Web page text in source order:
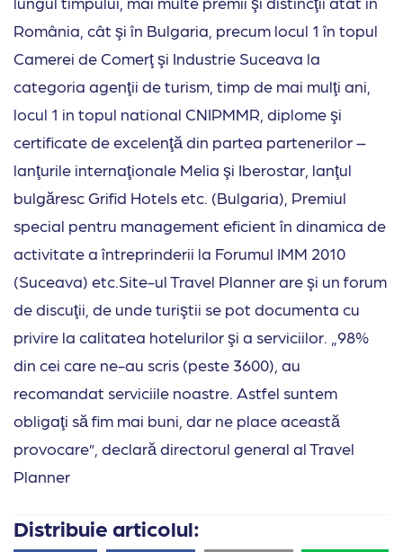
România, cât şi în Bulgaria, precum locul 1 în topul
Camerei de Comerţ şi Industrie Suceava la
categoria agenţii de turism, timp de mai mulţi ani,
locul 1 in topul national CNIPMMR, diplome şi
certificate de excelenţă din partea partenerilor –
lanţurile internaţionale Melia şi Iberostar, lanţul
bulgăresc Grifid Hotels etc. (Bulgaria), Premiul
special pentru management eficient în dinamica de
activitate a întreprinderii la Forumul IMM 2010
(Suceava) etc.Site-ul Travel Planner are şi un forum
de discuţii, de unde turiştii se pot documenta cu
privire la calitatea hotelurilor şi a serviciilor. „98%
din cei care ne-au scris (peste 3600), au
recomandat serviciile noastre. Astfel suntem
obligaţi să fim mai buni, dar ne place această
provocare”, declară directorul general al Travel
Planner
Distribuie articolul: